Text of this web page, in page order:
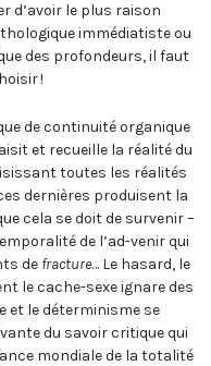
d’avoir le plus raison
immédiatiste ou
des profondeurs, il faut
!
de continuité organique
et recueille la réalité du
toutes les réalités
dernières produisent la
cela se doit de survenir –
de l’ad-venir qui
de fracture… Le hasard, le
le cache-sexe ignare des
et le déterminisme se
du savoir critique qui
mondiale de la totalité